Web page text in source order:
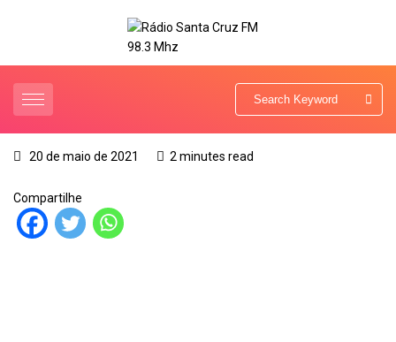
20 de maio de 2021 2 minutes read
Compartilhe